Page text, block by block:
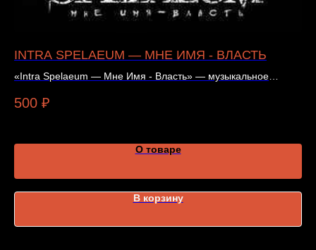
INTRA SPELAEUM — МНЕ ИМЯ - ВЛАСТЬ
«Intra Spelaeum — Мне Имя - Власть» — музыкальное
500 ₽
О товаре
В корзину